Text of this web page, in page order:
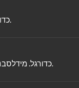
כדורגל. באיירן מינכן - אסטון וילה, משחק הכנה. אלופת גרמניה מול מחזיקת הליגה האירופית בניסוי כלים מסקרן לקראת עונת 2026/27. (שח).
כדורגל. מידלסברו - רקסהאם, גביע הליגה האנגלית, עונת 2026/27. נציגות הצ'מפיונשיפ פותחות רשמית את העונה במאבק על הכרטיס לסיבוב ה-2. (שח).